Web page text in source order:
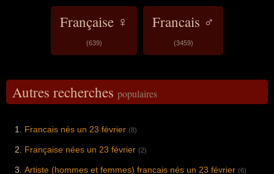
Française ♀
(639)
Francais ♂
(3459)
Autres recherches populaires
Francais nés un 23 février (8)
Française nées un 23 février (2)
Artiste (hommes et femmes) francais nés un 23 février (6)